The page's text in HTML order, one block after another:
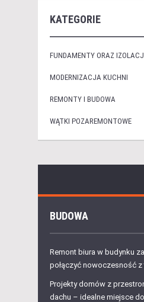
KATEGORIE
FUNDAMENTY ORAZ
MODERNIZACJA KUCHNI
REMONTY I BUDOWA
WĄTKI POZAREMONTOWE
BUDOWA
Remont biura w budynku
połączyć nowoczesność z
Projekty domów z
dachu – idealne miejsce